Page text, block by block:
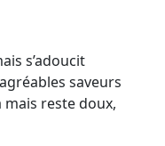
s’adoucit
saveurs
mais reste doux,